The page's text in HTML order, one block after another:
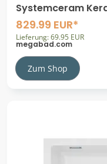
Systemceram
rechts für
829.99 EUR*
Lieferung: 69.95 EUR
megabad.com
Zum Shop